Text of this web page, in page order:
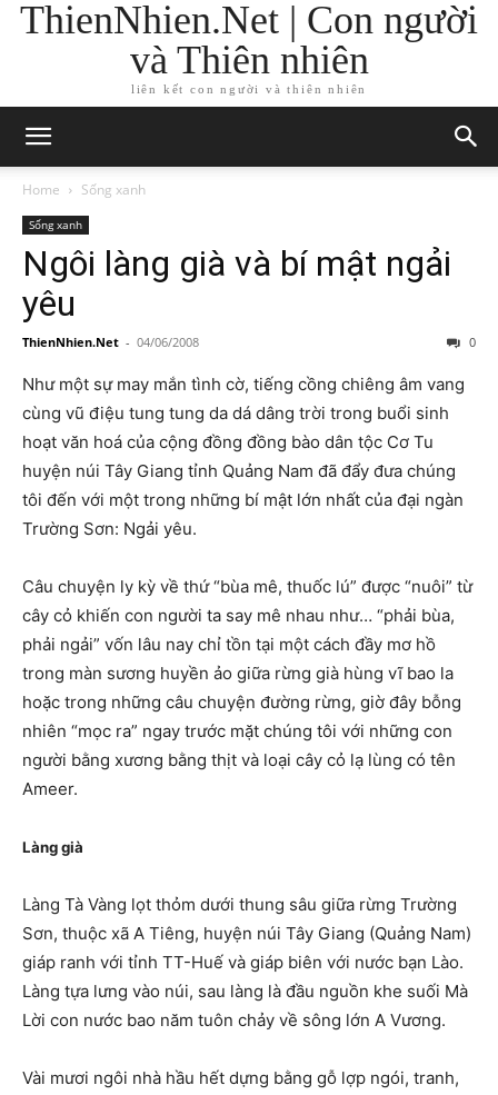
ThienNhien.Net | Con người
và Thiên nhiên
liên kết con người và thiên nhiên
Home Sống xanh
Sống xanh
Ngôi làng già và bí mật ngải
yêu
ThienNhien.Net - 04/06/2008 0
Như một sự may mắn tình cờ, tiếng cồng chiêng âm vang
cùng vũ điệu tung tung da dá dâng trời trong buổi sinh
hoạt văn hoá của cộng đồng đồng bào dân tộc Cơ Tu
huyện núi Tây Giang tỉnh Quảng Nam đã đẩy đưa chúng
tôi đến với một trong những bí mật lớn nhất của đại ngàn
Trường Sơn: Ngải yêu.
Câu chuyện ly kỳ về thứ “bùa mê, thuốc lú” được “nuôi” từ
cây cỏ khiến con người ta say mê nhau như… “phải bùa,
phải ngải” vốn lâu nay chỉ tồn tại một cách đầy mơ hồ
trong màn sương huyền ảo giữa rừng già hùng vĩ bao la
hoặc trong những câu chuyện đường rừng, giờ đây bỗng
nhiên “mọc ra” ngay trước mặt chúng tôi với những con
người bằng xương bằng thịt và loại cây cỏ lạ lùng có tên
Ameer.
Làng già
Làng Tà Vàng lọt thỏm dưới thung sâu giữa rừng Trường
Sơn, thuộc xã A Tiêng, huyện núi Tây Giang (Quảng Nam)
giáp ranh với tỉnh TT-Huế và giáp biên với nước bạn Lào.
Làng tựa lưng vào núi, sau làng là đầu nguồn khe suối Mà
Lời con nước bao năm tuôn chảy về sông lớn A Vương.
Vài mươi ngôi nhà hầu hết dựng bằng gỗ lợp ngói, tranh,